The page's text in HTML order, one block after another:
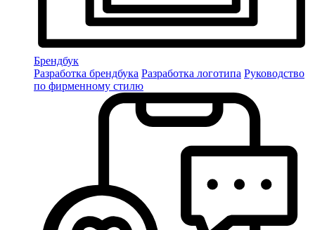
Брендбук
Разработка брендбука Разработка логотипа Руководство
по фирменному стилю